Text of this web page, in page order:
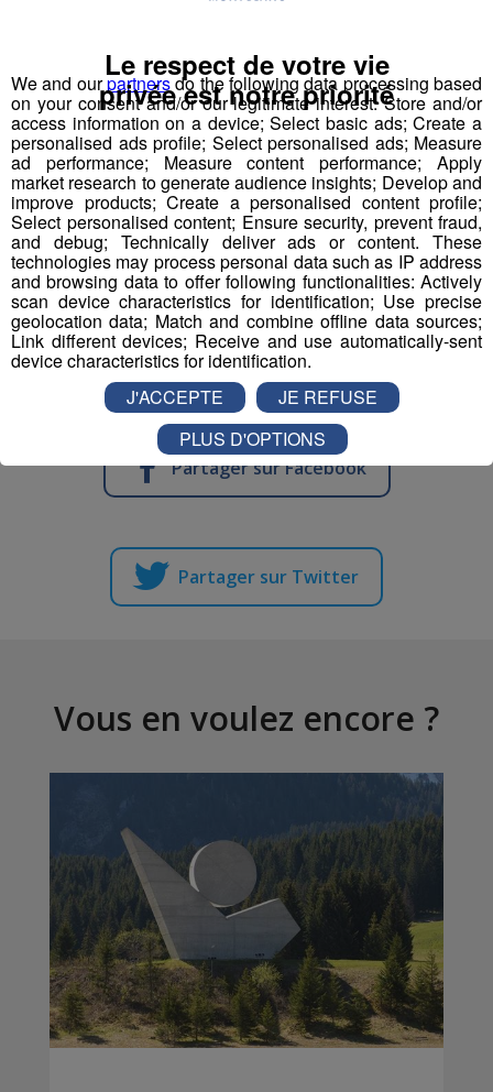
Maître-nageur sauveteur - Maître
Professeur de physiques
Responsable accueil restauration H-F
Serveur - Serveuse de restaurant
Serveur - serveuse
Technicien(ne) contrôle et qualité
mécanique travail métaux
Partager sur Facebook
Partager sur Twitter
Vous en voulez encore ?
We and ourpartnersdo the following data processing based
on your consent and/or our legitimate interest: Store and/or
access information on a device; Select basic ads; Create a
personalised ads profile; Select personalised ads; Measure
ad performance; Measure content performance; Apply
market research to generate audience insights; Develop and
improve products; Create a personalised content profile;
Select personalised content; Ensure security, prevent fraud,
and debug; Technically deliver ads or content. These
technologies may process personal data such as IP address
and browsing data to offer following functionalities: Actively
scan device characteristics for identification; Use precise
geolocation data; Match and combine offline data sources;
Link different devices; Receive and use automatically-sent
device characteristics for identification.
Le respect de votre vie
privée est notre priorité
J'ACCEPTE
JE REFUSE
PLUS D'OPTIONS